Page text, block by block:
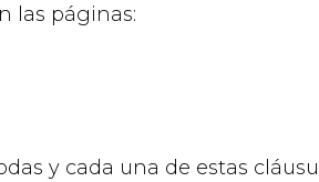
las páginas:
y cada una de estas